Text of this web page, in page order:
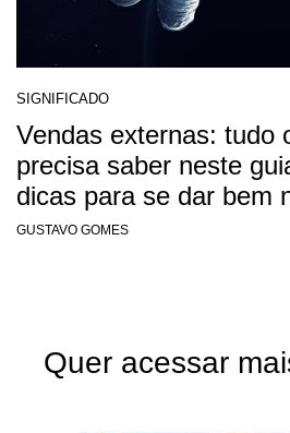
SIGNIFICADO
Vendas externas: tudo
precisa saber neste
dicas para se dar bem
GUSTAVO GOMES
Quer acessar